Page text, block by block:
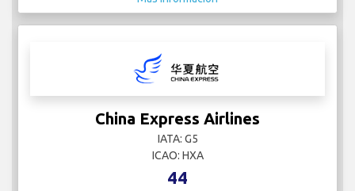
China Express Airlines
IATA: G5
ICAO: HXA
44